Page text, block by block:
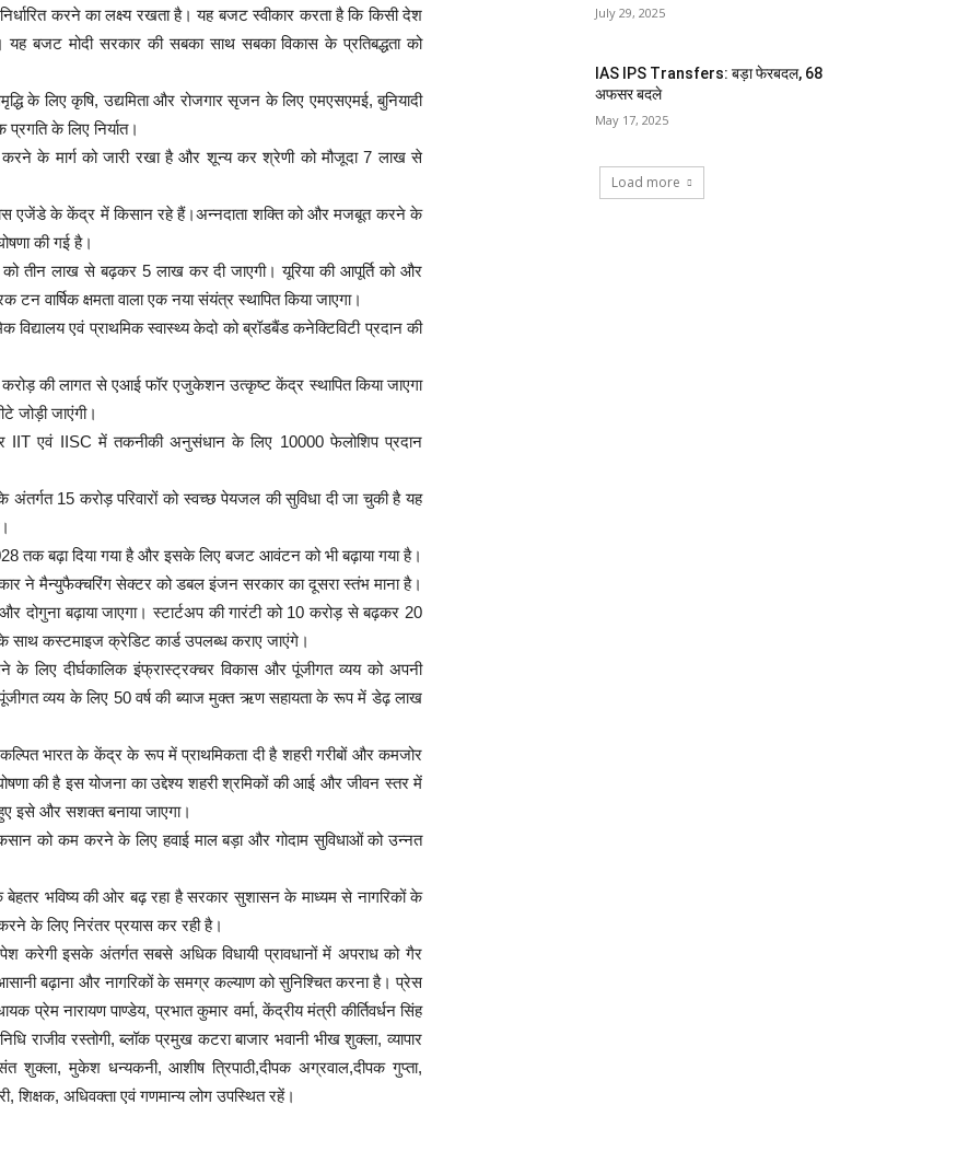
करने का लक्ष्य रखता है। यह बजट स्वीकार करता है कि किसी देश
बजट मोदी सरकार की सबका साथ सबका विकास के प्रतिबद्धता को
के लिए कृषि, उद्यमिता और रोजगार सृजन के लिए एमएसएमई, बुनियादी
के लिए निर्यात।
करने के मार्ग को जारी रखा है और शून्य कर श्रेणी को मौजूदा 7 लाख से
एजेंडे के केंद्र में किसान रहे हैं।अन्नदाता शक्ति को और मजबूत करने के
की गई है।
तीन लाख से बढ़कर 5 लाख कर दी जाएगी। यूरिया की आपूर्ति को और
क्षमता वाला एक नया संयंत्र स्थापित किया जाएगा।
विद्यालय एवं प्राथमिक स्वास्थ्य केदो को ब्रॉडबैंड कनेक्टिविटी प्रदान की
करोड़ की लागत से एआई फॉर एजुकेशन उत्कृष्ट केंद्र स्थापित किया जाएगा
जोड़ी जाएंगी।
IIT एवं IISC में तकनीकी अनुसंधान के लिए 10000 फेलोशिप प्रदान
15 करोड़ परिवारों को स्वच्छ पेयजल की सुविधा दी जा चुकी है यह
तक बढ़ा दिया गया है और इसके लिए बजट आवंटन को भी बढ़ाया गया है।
ने मैन्युफैक्चरिंग सेक्टर को डबल इंजन सरकार का दूसरा स्तंभ माना है।
बढ़ाया जाएगा। स्टार्टअप की गारंटी को 10 करोड़ से बढ़कर 20
साथ कस्टमाइज क्रेडिट कार्ड उपलब्ध कराए जाएंगे।
के लिए दीर्घकालिक इंफ्रास्ट्रक्चर विकास और पूंजीगत व्यय को अपनी
व्यय के लिए 50 वर्ष की ब्याज मुक्त ऋण सहायता के रूप में डेढ़ लाख
भारत के केंद्र के रूप में प्राथमिकता दी है शहरी गरीबों और कमजोर
की है इस योजना का उद्देश्य शहरी श्रमिकों की आई और जीवन स्तर में
इसे और सशक्त बनाया जाएगा।
को कम करने के लिए हवाई माल बड़ा और गोदाम सुविधाओं को उन्नत
बेहतर भविष्य की ओर बढ़ रहा है सरकार सुशासन के माध्यम से नागरिकों के
के लिए निरंतर प्रयास कर रही है।
करेगी इसके अंतर्गत सबसे अधिक विधायी प्रावधानों में अपराध को गैर
बढ़ाना और नागरिकों के समग्र कल्याण को सुनिश्चित करना है। प्रेस
प्रेम नारायण पाण्डेय, प्रभात कुमार वर्मा, केंद्रीय मंत्री कीर्तिवर्धन सिंह
राजीव रस्तोगी, ब्लॉक प्रमुख कटरा बाजार भवानी भीख शुक्ला, व्यापार
शुक्ला, मुकेश धन्यकनी, आशीष त्रिपाठी,दीपक अग्रवाल,दीपक गुप्ता,
शिक्षक, अधिवक्ता एवं गणमान्य लोग उपस्थित रहें।
July 29, 2025
IAS IPS Transfers: बड़ा फेरबदल, 68
अफसर बदले
May 17, 2025
Load more